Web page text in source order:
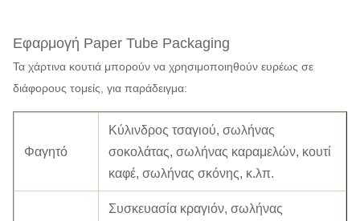
Εφαρμογή Paper Tube Packaging
Τα χάρτινα κουτιά μπορούν να χρησιμοποιηθούν ευρέως σε
διάφορους τομείς, για παράδειγμα:
Φαγητό
Κύλινδρος τσαγιού, σωλήνας
σοκολάτας, σωλήνας καραμελών, κουτί
καφέ, σωλήνας σκόνης, κ.λπ.
Συσκευασία κραγιόν, σωλήνας